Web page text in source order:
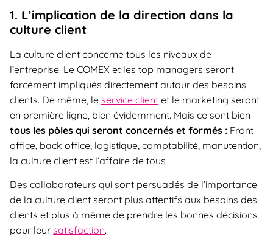
1. L’implication de la direction dans la
culture client
La culture client concerne tous les niveaux de
l’entreprise. Le COMEX et les top managers seront
forcément impliqués directement autour des besoins
clients. De même, le service client et le marketing seront
en première ligne, bien évidemment. Mais ce sont bien
tous les pôles qui seront concernés et formés : Front
office, back office, logistique, comptabilité, manutention,
la culture client est l’affaire de tous !
Des collaborateurs qui sont persuadés de l’importance
de la culture client seront plus attentifs aux besoins des
clients et plus à même de prendre les bonnes décisions
pour leur satisfaction.